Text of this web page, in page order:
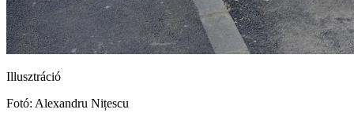
Illusztráció
Fotó: Alexandru Nițescu